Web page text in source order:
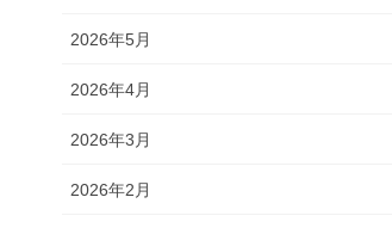
2026年5月
2026年4月
2026年3月
2026年2月